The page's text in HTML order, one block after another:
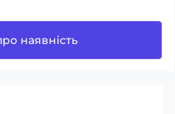
наявність